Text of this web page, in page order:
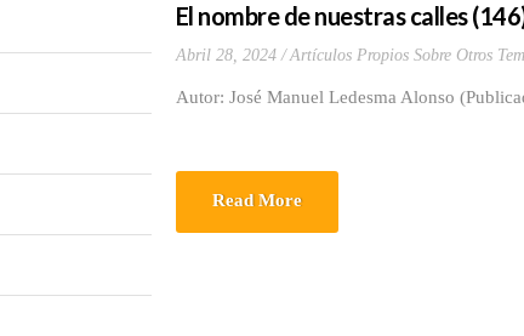
El nombre de nuestras calles
Abril 28, 2024 Artículos Propios Sobre Otros
Autor: José Manuel Ledesma Alonso
Read More